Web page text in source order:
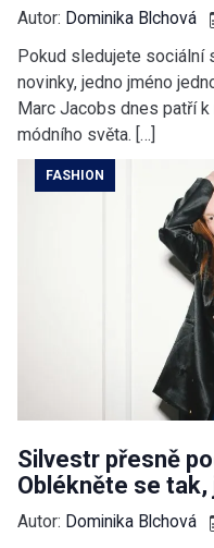
Autor: Dominika Blchová
Pokud sledujete sociální
novinky, jedno jméno
Marc Jacobs dnes patří
módního světa. […]
FASHION
Silvestr přesně
Oblékněte se
Autor: Dominika Blchová